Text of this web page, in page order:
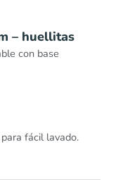
– huellitas
con base
fácil lavado.